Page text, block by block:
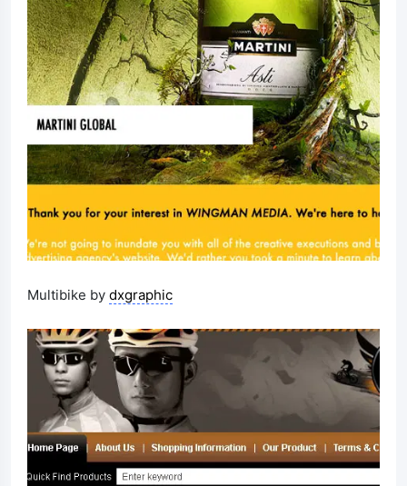
Multibike by dxgraphic